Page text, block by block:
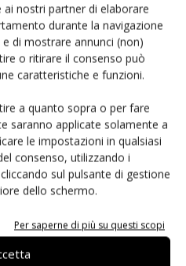
nostri partner di elaborare
durante la navigazione
di mostrare annunci (non)
o ritirare il consenso può
caratteristiche e funzioni.
a quanto sopra o per fare
saranno applicate solamente a
le impostazioni in qualsiasi
consenso, utilizzando i
sul pulsante di gestione
dello schermo.
Per saperne di più su questi scopi